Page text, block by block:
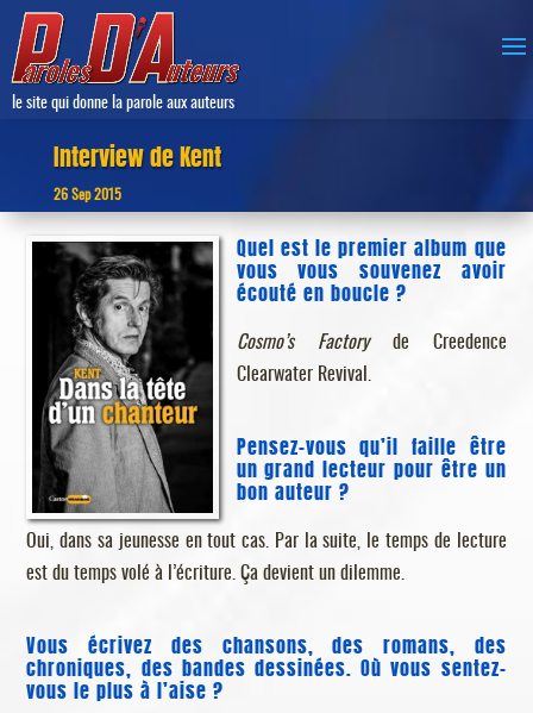
le site qui donne la parole aux auteurs
Interview de Kent
26 Sep 2015
Quel est le premier album que
vous vous souvenez avoir
écouté en boucle ?
Cosmo’s Factoryde Creedence
Clearwater Revival.
Pensez-vous qu’il faille être
un grand lecteur pour être un
bon auteur ?
Oui, dans sa jeunesse en tout cas. Par la suite, le temps de lecture
est du temps volé à l’écriture. Ça devient un dilemme.
Vous écrivez des chansons, des romans, des
chroniques, des bandes dessinées. Où vous sentez-
vous le plus à l’aise ?